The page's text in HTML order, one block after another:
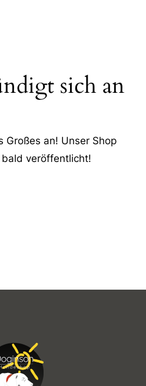
sich an
Großes an! Unser Shop
veröffentlicht!